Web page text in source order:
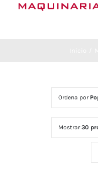
Ordena por
Mostrar30